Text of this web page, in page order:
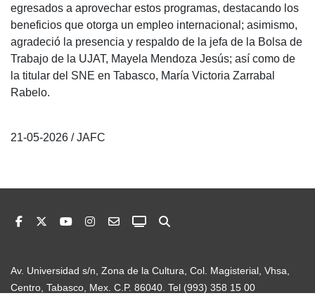
egresados a aprovechar estos programas, destacando los
beneficios que otorga un empleo internacional; asimismo,
agradeció la presencia y respaldo de la jefa de la Bolsa de
Trabajo de la UJAT, Mayela Mendoza Jesús; así como de
la titular del SNE en Tabasco, María Victoria Zarrabal
Rabelo.
21-05-2026 / JAFC
Av. Universidad s/n, Zona de la Cultura, Col. Magisterial, Vhsa,
Centro, Tabasco, Mex. C.P. 86040. Tel (993) 358 15 00